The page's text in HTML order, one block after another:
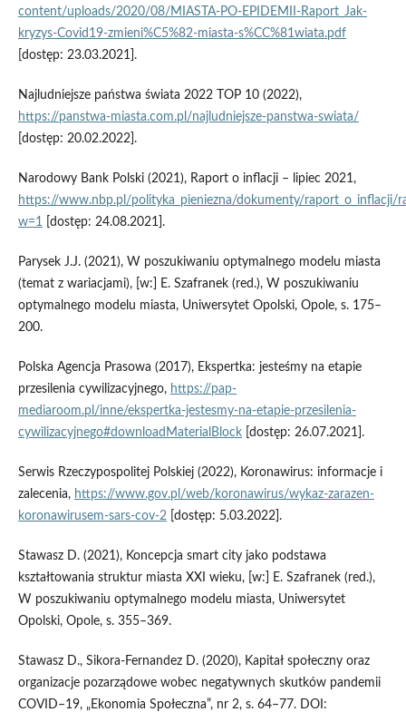
content/uploads/2020/08/MIASTA-PO-EPIDEMII-Raport_Jak-
kryzys-Covid19-zmieni%C5%82-miasta-s%CC%81wiata.pdf
[dostęp: 23.03.2021].
Najludniejsze państwa świata 2022 TOP 10 (2022),
https://panstwa-miasta.com.pl/najludniejsze-panstwa-swiata/
[dostęp: 20.02.2022].
Narodowy Bank Polski (2021), Raport o inflacji – lipiec 2021,
https://www.nbp.pl/polityka_pieniezna/dokumenty/raport_o_inflacji/
w=1 [dostęp: 24.08.2021].
Parysek J.J. (2021), W poszukiwaniu optymalnego modelu miasta
(temat z wariacjami), [w:] E. Szafranek (red.), W poszukiwaniu
optymalnego modelu miasta, Uniwersytet Opolski, Opole, s. 175–
200.
Polska Agencja Prasowa (2017), Ekspertka: jesteśmy na etapie
przesilenia cywilizacyjnego, https://pap-
mediaroom.pl/inne/ekspertka-jestesmy-na-etapie-przesilenia-
cywilizacyjnego#downloadMaterialBlock[dostęp: 26.07.2021].
Serwis Rzeczypospolitej Polskiej (2022), Koronawirus: informacje i
zalecenia, https://www.gov.pl/web/koronawirus/wykaz-zarazen-
koronawirusem-sars-cov-2[dostęp: 5.03.2022].
Stawasz D. (2021), Koncepcja smart city jako podstawa
kształtowania struktur miasta XXI wieku, [w:] E. Szafranek (red.),
W poszukiwaniu optymalnego modelu miasta, Uniwersytet
Opolski, Opole, s. 355–369.
Stawasz D., Sikora-Fernandez D. (2020), Kapitał społeczny oraz
organizacje pozarządowe wobec negatywnych skutków pandemii
COVID–19, „Ekonomia Społeczna”, nr 2, s. 64–77. DOI: